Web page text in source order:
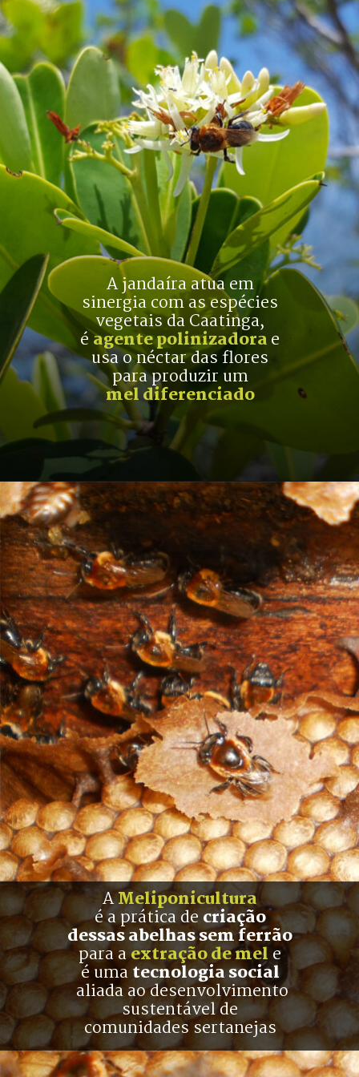
A jandaíra atua em
sinergia com as espécies
vegetais da Caatinga,
é agente polinizadorae
usa o néctar das flores
para produzir um
mel diferenciado
A Meliponicultura
é a prática de criação
dessas abelhas sem ferrão
para a extração de mel e
é uma tecnologia social
aliada ao desenvolvimento
sustentável de
comunidades sertanejas